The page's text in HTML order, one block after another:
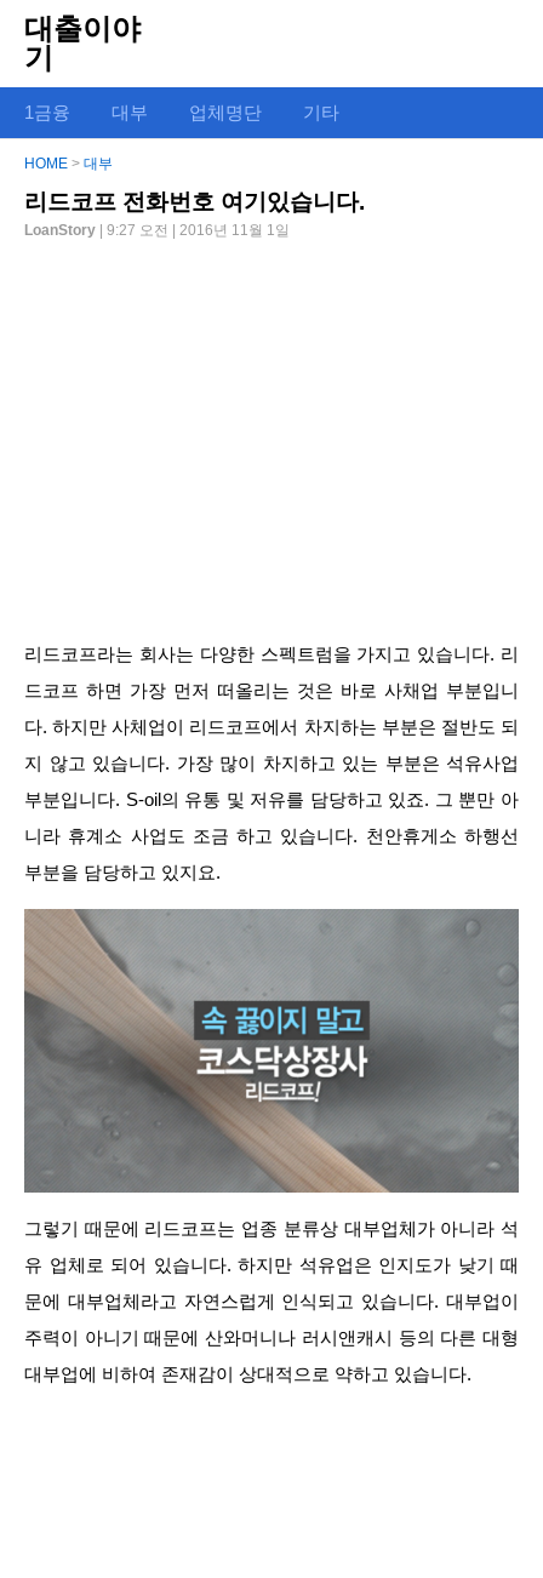
대출이야
기
1금융 대부 업체명단 기타
HOME > 대부
리드코프 전화번호 여기있습니다.
LoanStory | 9:27 오전 | 2016년 11월 1일
리드코프라는 회사는 다양한 스펙트럼을 가지고 있습니다. 리
드코프 하면 가장 먼저 떠올리는 것은 바로 사채업 부분입니
다. 하지만 사체업이 리드코프에서 차지하는 부분은 절반도 되
지 않고 있습니다. 가장 많이 차지하고 있는 부분은 석유사업
부분입니다. S-oil의 유통 및 저유를 담당하고 있죠. 그 뿐만 아
니라 휴계소 사업도 조금 하고 있습니다. 천안휴게소 하행선
부분을 담당하고 있지요.
그렇기 때문에 리드코프는 업종 분류상 대부업체가 아니라 석
유 업체로 되어 있습니다. 하지만 석유업은 인지도가 낮기 때
문에 대부업체라고 자연스럽게 인식되고 있습니다. 대부업이
주력이 아니기 때문에 산와머니나 러시앤캐시 등의 다른 대형
대부업에 비하여 존재감이 상대적으로 약하고 있습니다.